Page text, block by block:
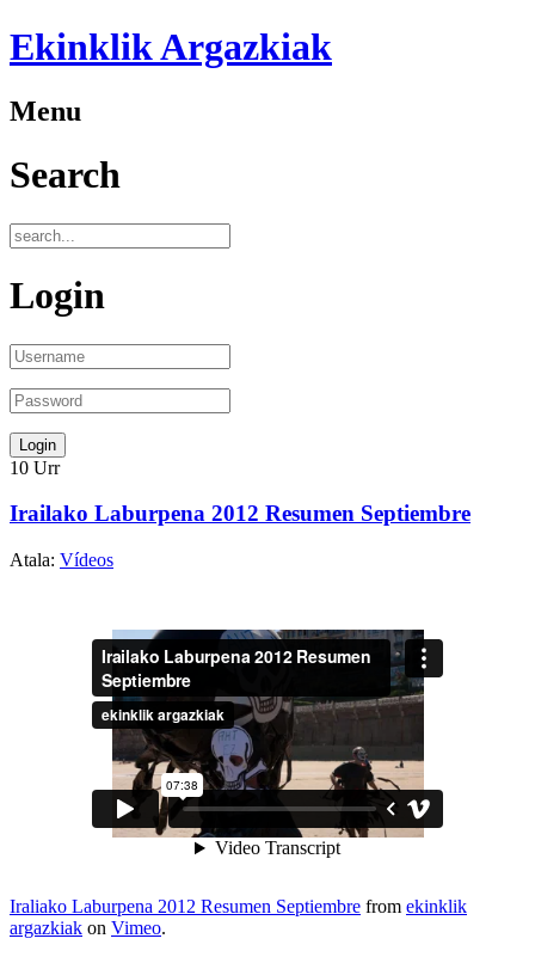
Ekinklik Argazkiak
Menu
Search
Login
10 Urr
Irailako Laburpena 2012 Resumen Septiembre
Atala: Vídeos
Iraliako Laburpena 2012 Resumen Septiembre from ekinklik
argazkiak on Vimeo.